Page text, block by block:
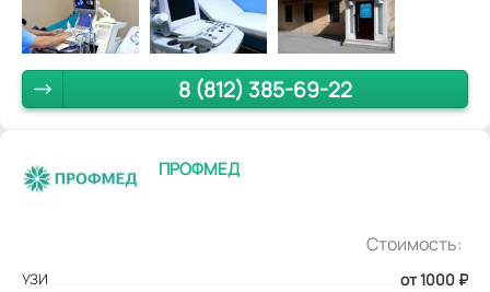
8 (812) 385-69-22
ПРОФМЕД
Стоимость:
УЗИ от 1000 ₽